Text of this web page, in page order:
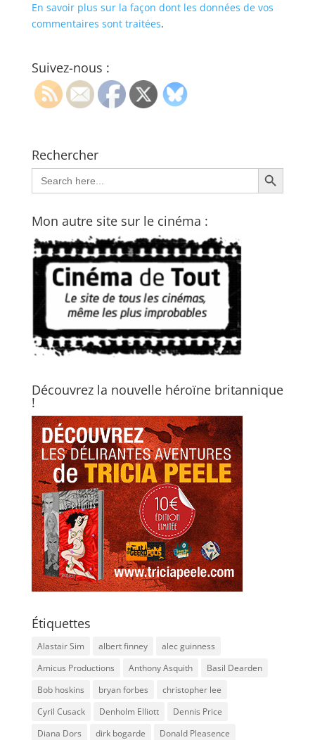
En savoir plus sur la façon dont les données de vos
commentaires sont traitées.
Suivez-nous :
Rechercher
Search
for:
Search Button
Mon autre site sur le cinéma :
Découvrez la nouvelle héroïne britannique
!
Étiquettes
Alastair Sim albert finney
alec guinness
Amicus Productions
Anthony Asquith
Basil Dearden
Bob hoskins
bryan forbes
christopher lee
Cyril Cusack
Denholm Elliott
Dennis Price
Diana Dors
dirk bogarde
Donald Pleasence